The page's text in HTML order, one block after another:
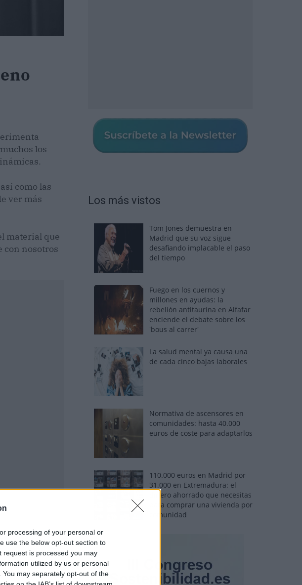
processing of your personal or
use the below opt-out section to
is processed you may
utilized by us or personal
may separately opt-out of the
los
como las
ver más
material que
con nosotros
Los más vistos
Tom Jones demuestra en
Madrid que su voz sigue
desafiando implacable el paso
del tiempo
Fuego en los cuernos y
millones en ayudas: la
rebelión antitaurina en Alfafar
enciende el debate sobre los
'bous al carrer'
La salud mental ya causa una
de cada cinco bajas laborales
Normativa de ascensores en
comunidades: hasta 40.000
euros de coste para adaptarlos
110.000 euros en Madrid por
31.000 en Extremadura: el
dinero ahorrado que necesitas
para comprar una vivienda por
comunidad